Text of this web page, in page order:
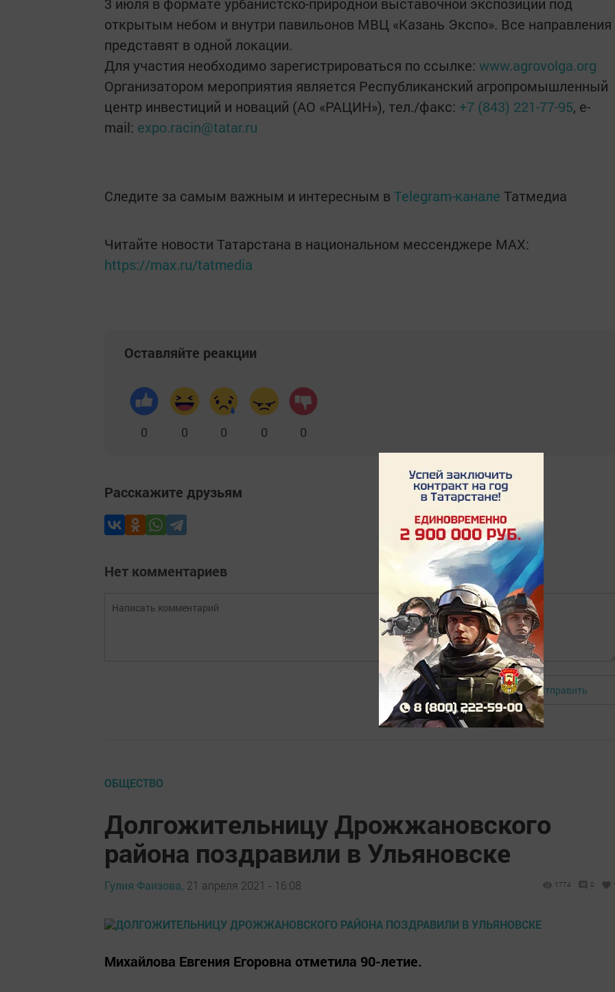
открытым небом и внутри павильонов МВЦ «Казань Экспо». Все направления
представят в одной локации.
Для участия необходимо зарегистрироваться по ссылке:​ www.agrovolga.org
Организатором мероприятия является Республиканский агропромышленный
центр инвестиций и новаций (АО «РАЦИН»), тел./факс: +7 (843) 221-77-95, е-
mail:​ expo.racin@tatar.ru
Следите за самым важным и интересным в Telegram-канале Татмедиа
Читайте новости Татарстана в национальном мессенджере MАХ:
https://max.ru/tatmedia
Оставляйте реакции
0 0 0 0 0
Расскажите друзьям
Нет комментариев
Авторизоваться Отправить
ОБЩЕСТВО
Долгожительницу Дрожжановского
района поздравили в Ульяновске
Гулия Фаизова, 21 апреля 2021 - 16:08 1774 0
Михайлова Евгения Егоровна отметила 90-летие.